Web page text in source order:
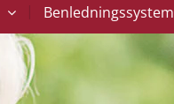
| Benledningssystem